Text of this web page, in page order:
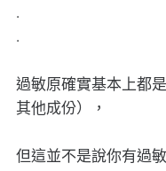
.
.
過敏原確實基本上都
其他成份），
但這並不是說你有過